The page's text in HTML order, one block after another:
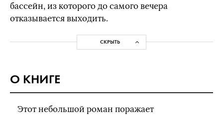
бассейн, из которого до самого вечера
отказывается выходить.
СКРЫТЬ
О КНИГЕ
Этот небольшой роман поражает